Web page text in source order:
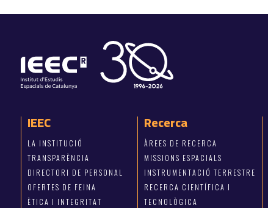
IEEC
LA INSTITUCIÓ
TRANSPARÈNCIA
DIRECTORI DE PERSONAL
OFERTES DE FEINA
ÈTICA I INTEGRITAT
Recerca
ÀREES DE RECERCA
MISSIONS ESPACIALS
INSTRUMENTACIÓ TERRESTRE
RECERCA CIENTÍFICA I
TECNOLÒGICA